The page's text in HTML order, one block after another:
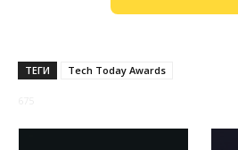
ТЕГИ Tech Today Awards